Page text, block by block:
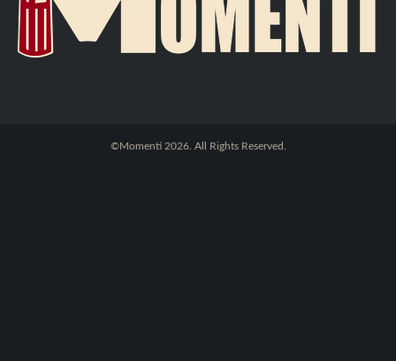
©Momenti 2026. All Rights Reserved.